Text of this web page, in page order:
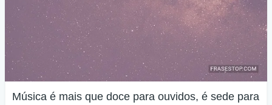
Música é mais que doce para ouvidos, é sede para